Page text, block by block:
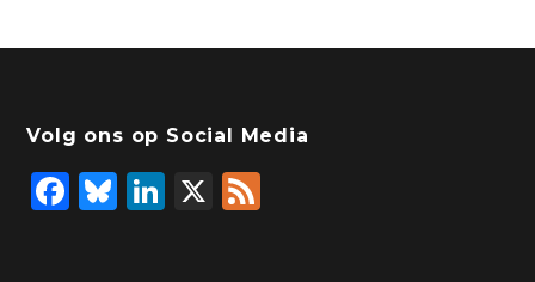
Volg ons op Social Media
F
Bl
Li
X